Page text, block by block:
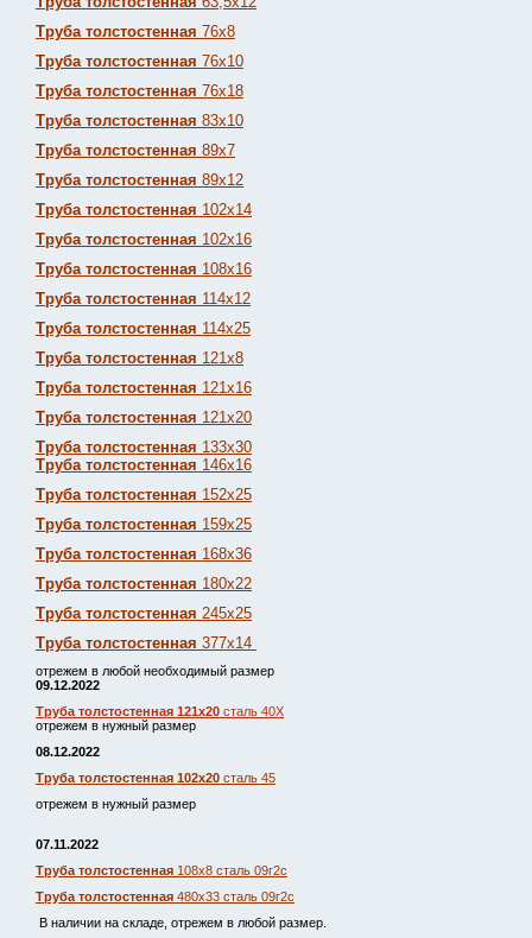
Труба толстостенная 76х8
Труба толстостенная 76х10
Труба толстостенная 76х18
Труба толстостенная 83х10
Труба толстостенная 89х7
Труба толстостенная 89х12
Труба толстостенная 102х14
Труба толстостенная 102х16
Труба толстостенная 108х16
Труба толстостенная 114х12
Труба толстостенная 114х25
Труба толстостенная 121х8
Труба толстостенная 121х16
Труба толстостенная 121х20
Труба толстостенная 133х30
Труба толстостенная 146х16
Труба толстостенная 152х25
Труба толстостенная 159х25
Труба толстостенная 168х36
Труба толстостенная 180х22
Труба толстостенная 245х25
Труба толстостенная 377х14
отрежем в любой необходимый размер
09.12.2022
Труба толстостенная 121х20 сталь 40Х
отрежем в нужный размер
08.12.2022
Труба толстостенная 102х20 сталь 45
отрежем в нужный размер
07.11.2022
Труба толстостенная 108х8 сталь 09г2с
Труба толстостенная 480х33 сталь 09г2с
В наличии на складе, отрежем в любой размер.